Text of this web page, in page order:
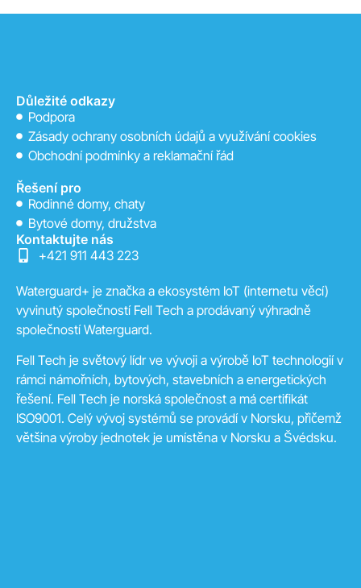
Důležité odkazy
Podpora
Zásady ochrany osobních údajů a využívání cookies
Obchodní podmínky a reklamační řád
Řešení pro
Rodinné domy, chaty
Bytové domy, družstva
Kontaktujte nás
+421 911 443 223
Waterguard+ je značka a ekosystém IoT (internetu věcí)
vyvinutý společností Fell Tech a prodávaný výhradně
společností Waterguard.
Fell Tech je světový lídr ve vývoji a výrobě IoT technologií v
rámci námořních, bytových, stavebních a energetických
řešení. Fell Tech je norská společnost a má certifikát
ISO9001. Celý vývoj systémů se provádí v Norsku, přičemž
většina výroby jednotek je umístěna v Norsku a Švédsku.